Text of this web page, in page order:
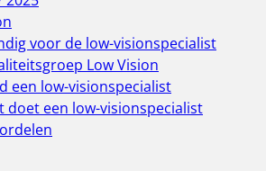
voor de low-visionspecialist
Low Vision
een low-visionspecialist
doet een low-visionspecialist